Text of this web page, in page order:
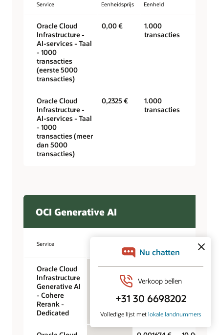
Service Eenheidsprijs Eenheid
Oracle Cloud
Infrastructure -
AI-services - Taal
- 1000
transacties
(eerste 5000
transacties)
0,00 €
1.000
transacties
Oracle Cloud
Infrastructure -
AI-services - Taal
- 1000
transacties (meer
dan 5000
transacties)
0,2325 €
1.000
transacties
OCI Generative AI
Service
Prijsvergelijking
Eenheid
Oracle Cloud
Infrastructure
Generative AI
- Cohere
Rerank -
Dedicated
9,30 € Clusteruur